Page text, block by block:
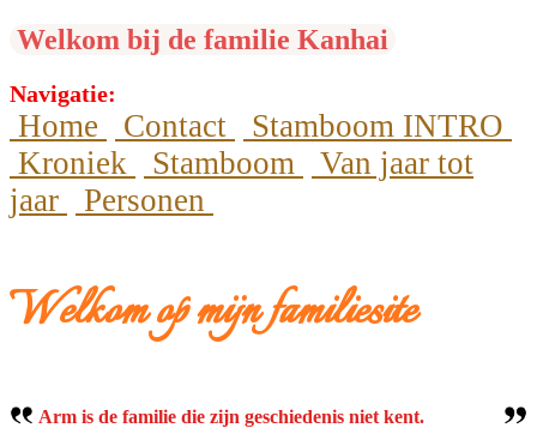
Welkom bij de familie Kanhai
Navigatie:
Home Contact
Stamboom INTRO
Kroniek
Stamboom
Van jaar tot
jaar
Personen
Welkom op mijn familiesite
Arm is de familie die zijn geschiedenis niet kent.